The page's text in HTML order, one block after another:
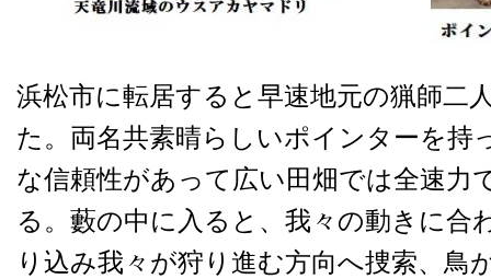
浜松市に転居すると早速地元の猟師二
た。両名共素晴らしいポインターを持
な信頼性があって広い田畑では全速力
る。藪の中に入ると、我々の動きに合
り込み我々が狩り進む方向へ捜索、鳥